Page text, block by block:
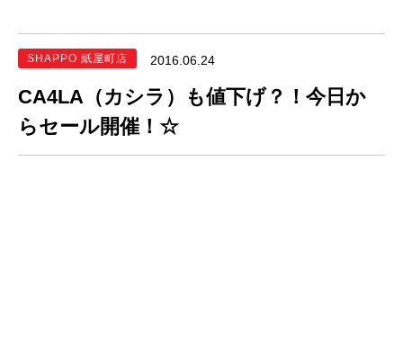
SHAPPO 紙屋町店 2016.06.24
CA4LA（カシラ）も値下げ？！今日か
らセール開催！☆